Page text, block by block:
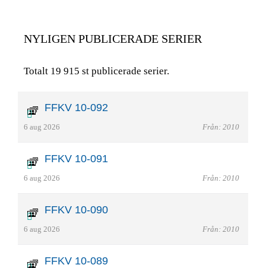
NYLIGEN PUBLICERADE SERIER
Totalt 19 915 st publicerade serier.
FFKV 10-092
6 aug 2026 Från: 2010
FFKV 10-091
6 aug 2026 Från: 2010
FFKV 10-090
6 aug 2026 Från: 2010
FFKV 10-089